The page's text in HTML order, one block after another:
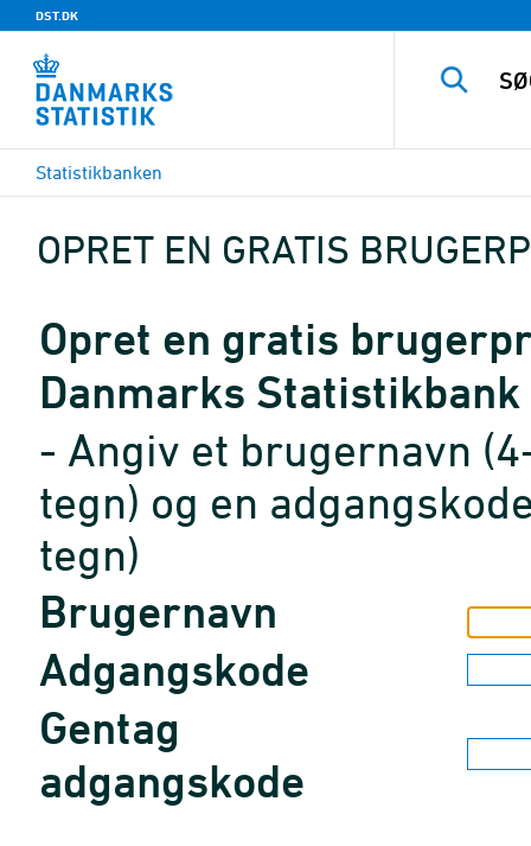
DST.DK
Statistikbanken
OPRET EN GRATIS
Opret en gratis
Danmarks Statistikbank
- Angiv et brugernavn
tegn) og en
tegn)
Brugernavn
Adgangskode
Gentag
adgangskode